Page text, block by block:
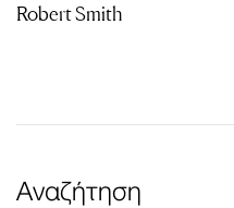
Αναζήτηση
Robert Smith